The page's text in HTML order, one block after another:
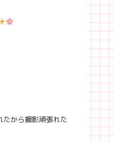
たから撮影頑張れた